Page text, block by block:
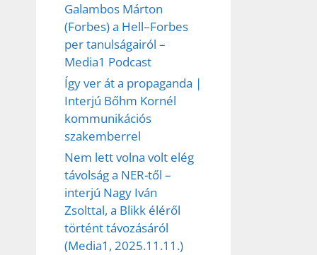
Galambos Márton
(Forbes) a Hell–Forbes
per tanulságairól –
Media1 Podcast
Így ver át a propaganda |
Interjú Bőhm Kornél
kommunikációs
szakemberrel
Nem lett volna volt elég
távolság a NER-től –
interjú Nagy Iván
Zsolttal, a Blikk éléről
történt távozásáról
(Media1, 2025.11.11.)